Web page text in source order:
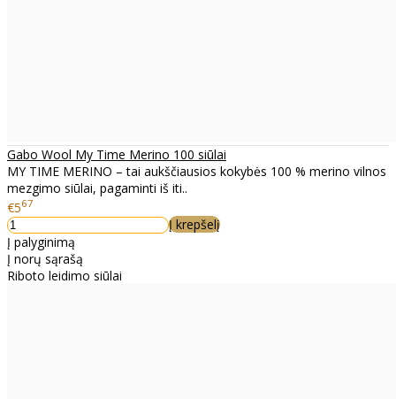
Gabo Wool My Time Merino 100 siūlai
MY TIME MERINO – tai aukščiausios kokybės 100 % merino vilnos
mezgimo siūlai, pagaminti iš iti..
€567
Į krepšelį
Į palyginimą
Į norų sąrašą
Riboto leidimo siūlai